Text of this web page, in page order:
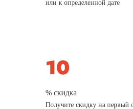
или к определенной дате
% скидка
Получите скидку на первый